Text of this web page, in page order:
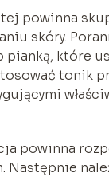
powinna
skóry.
które
tonik
powinna
Następnie